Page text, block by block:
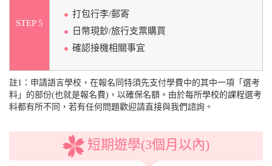
STEP 5
打包行李/郵寄
日幣現鈔/旅行支票購買
確認接機相關事宜
註1：申請語言學校，在報名同特須先支付學費中的其中一項「選考
料」的部份(也就是報名費)，以確保名額。由於每所學校的課程選考
料都有所不同，若有任何問題歡迎請直接與我們諮詢。
短期遊學(3個月以內)